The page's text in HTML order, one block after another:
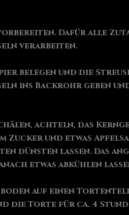
Dafür alle
verarbeiten.
belegen und die
ins Backrohr geben
achteln, das
Zucker und etwas
dünsten lassen. Das
etwas abkühlen
auf einen
die Torte für ca. 4